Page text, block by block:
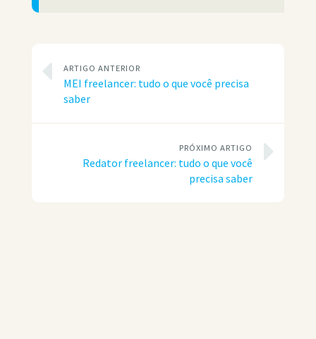
ARTIGO ANTERIOR
MEI freelancer: tudo o que você precisa
saber
PRÓXIMO ARTIGO
Redator freelancer: tudo o que você
precisa saber